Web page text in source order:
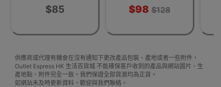
$85 $98 $128
供應商或代理有機會在沒有通知下更改產品包裝、產地或者一些附件，
Outlet Express HK 生活百貨城 不能確保客戶收到的產品與網站圖片、生
產地點、附件完全一致。我們保證全部貨源均為正貨。
如網站未及時更新資料，歡迎與我們聯絡。